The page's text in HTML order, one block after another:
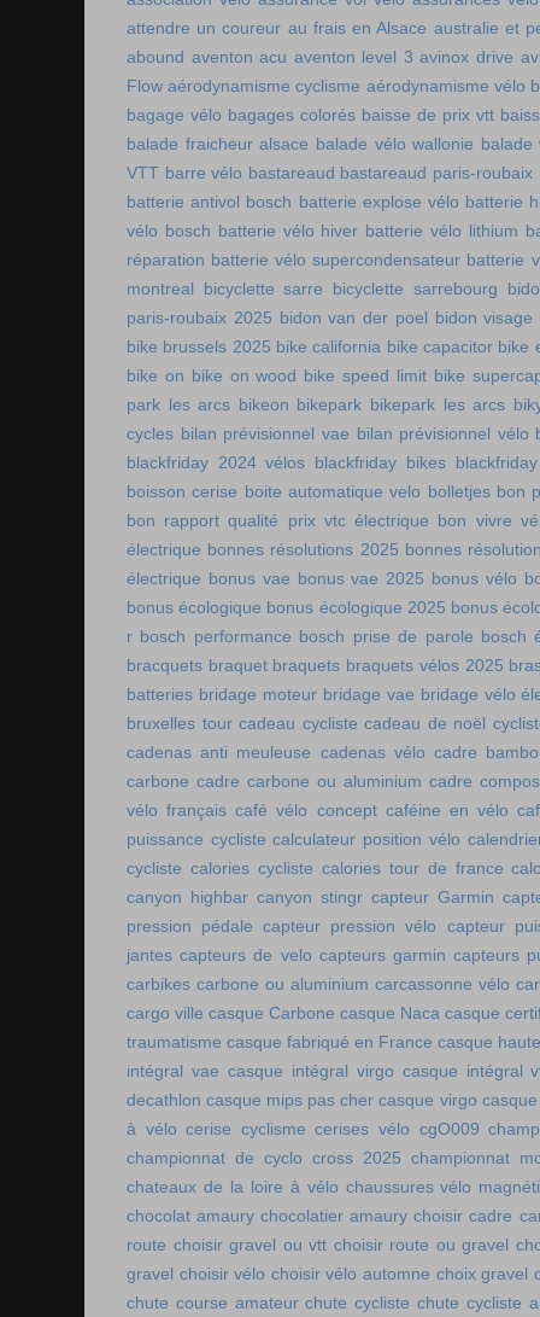
attendre un coureur au frais en Alsace australie et
abound aventon acu aventon level 3 avinox drive
Flow aérodynamisme cyclisme aérodynamisme vélo
bagage vélo bagages colorés baisse de prix vtt
balade fraicheur alsace balade vélo wallonie balade
VTT barre vélo bastareaud bastareaud paris-roubaix
batterie antivol bosch batterie explose vélo batterie
vélo bosch batterie vélo hiver batterie vélo lithium
réparation batterie vélo supercondensateur batterie
montreal
bicyclette sarre bicyclette sarrebourg
paris-roubaix 2025 bidon van der poel bidon visage
bike brussels 2025 bike california bike capacitor bike
bike on bike on wood bike speed limit bike
park les arcs bikeon bikepark bikepark les arcs
cycles bilan prévisionnel vae bilan prévisionnel vélo
blackfriday 2024 vélos blackfriday bikes
boisson cerise boite automatique velo bolletjes bon
bon rapport qualité prix vtc électrique bon vivre
électrique bonnes résolutions 2025 bonnes
électrique bonus vae bonus vae 2025 bonus vélo
bonus écologique bonus écologique 2025 bonus
r bosch performance bosch prise de parole bosch
bracquets braquet braquets braquets vélos 2025
batteries bridage moteur bridage vae bridage vélo
bruxelles tour cadeau cycliste cadeau de noël
cadenas anti meuleuse cadenas vélo cadre
carbone cadre carbone ou aluminium cadre
vélo français café vélo concept caféine en vélo
puissance cycliste calculateur position vélo
cycliste calories cycliste calories tour de france
canyon highbar canyon stingr capteur Garmin
pression pédale capteur pression vélo
capteur
jantes capteurs de velo capteurs garmin capteurs
carbikes carbone ou aluminium carcassonne vélo
cargo ville casque Carbone casque Naca casque
traumatisme casque fabriqué en France casque
intégral vae casque intégral virgo casque intégral
decathlon casque mips pas cher casque virgo
à vélo cerise cyclisme cerises vélo cgO009
championnat de cyclo cross 2025 championnat
chateaux de la loire à vélo chaussures vélo
chocolat amaury chocolatier amaury choisir cadre
route choisir gravel ou vtt choisir route ou gravel
gravel choisir vélo choisir vélo automne choix gravel
chute course amateur chute cycliste chute cycliste